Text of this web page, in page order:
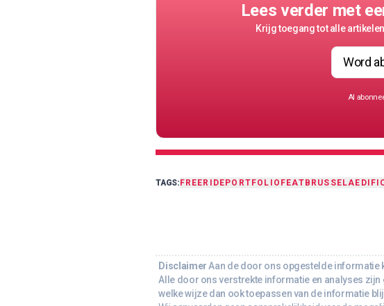
Lees verder met
Krijg toegang tot alle
Word
Al
TAGS: FREERIDE PORTFOLIO FEAT BRUSSEL
DisclaimerAan de door ons opgestelde informatie
Alle door ons verstrekte informatie en analyses
welke wijze dan ook toepassen van de informatie